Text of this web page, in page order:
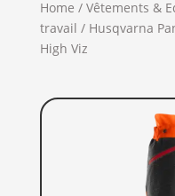
Home / Vêtements &
travail / Husqvarna
High Viz